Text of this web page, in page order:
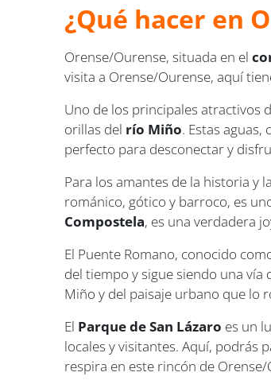
¿Qué hacer en
Orense/Ourense, situada en el
visita a Orense/Ourense, aquí
Uno de los principales atractivos
orillas del río Miño. Estas
perfecto para desconectar y
Para los amantes de la historia y
románico, gótico y barroco, es
Compostela, es una verdadera
El Puente Romano, conocido
del tiempo y sigue siendo una
Miño y del paisaje urbano que lo
El Parque de San Lázaro es un
locales y visitantes. Aquí, podrás
respira en este rincón de Orense/